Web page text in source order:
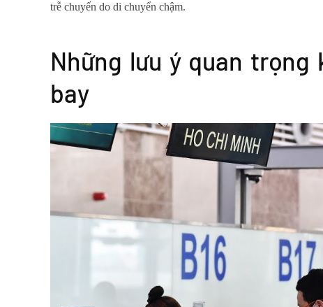
trễ chuyến do di chuyển chậm.
Những lưu ý quan
bay